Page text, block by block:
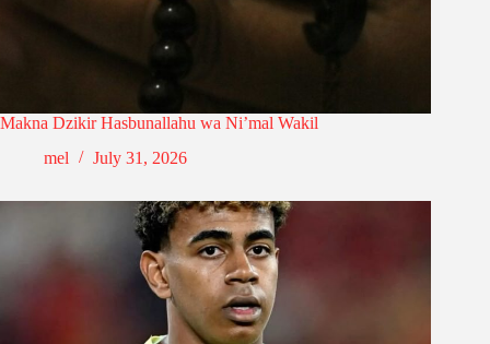
Makna Dzikir Hasbunallahu wa Ni’mal Wakil
mel
July 31, 2026